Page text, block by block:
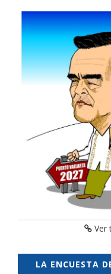
Ver
LA ENCUESTA